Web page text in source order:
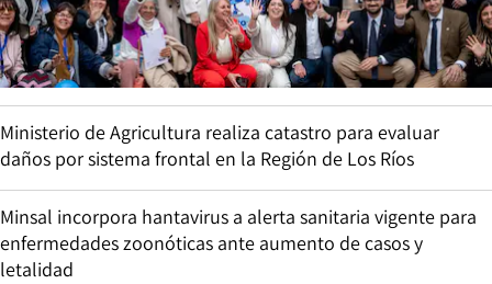
Ministerio de Agricultura realiza catastro para evaluar
daños por sistema frontal en la Región de Los Ríos
Minsal incorpora hantavirus a alerta sanitaria vigente para
enfermedades zoonóticas ante aumento de casos y
letalidad